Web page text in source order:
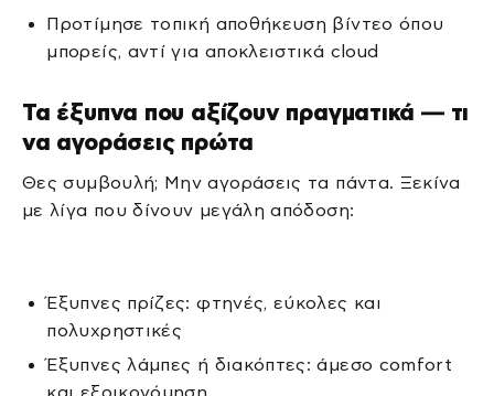
Προτίμησε τοπική αποθήκευση βίντεο όπου
μπορείς, αντί για αποκλειστικά cloud
Τα έξυπνα που αξίζουν πραγματικά — τι
να αγοράσεις πρώτα
Θες συμβουλή; Μην αγοράσεις τα πάντα. Ξεκίνα
με λίγα που δίνουν μεγάλη απόδοση:
Έξυπνες πρίζες: φτηνές, εύκολες και
πολυχρηστικές
Έξυπνες λάμπες ή διακόπτες: άμεσο comfort